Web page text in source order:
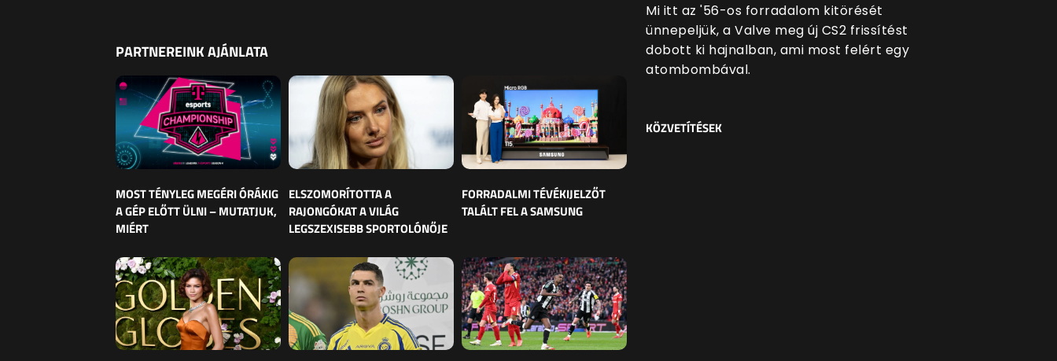
PARTNEREINK AJÁNLATA
MOST TÉNYLEG MEGÉRI ÓRÁKIG
A GÉP ELŐTT ÜLNI – MUTATJUK,
MIÉRT
ELSZOMORÍTOTTA A
RAJONGÓKAT A VILÁG
LEGSZEXISEBB SPORTOLÓNŐJE
FORRADALMI TÉVÉKIJELZŐT
TALÁLT FEL A SAMSUNG
Mi itt az '56-os forradalom kitörését
ünnepeljük, a Valve meg új CS2 frissítést
dobott ki hajnalban, ami most felért egy
atombombával.
KÖZVETÍTÉSEK